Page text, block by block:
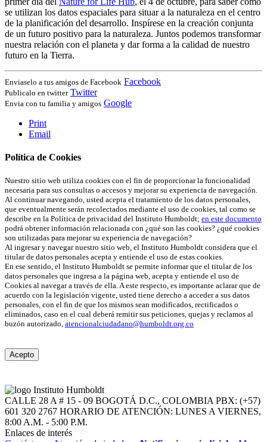
se utilizan los datos espaciales para situar a la naturaleza en el centro
de la planificación del desarrollo. Inspírese en la creación conjunta
de un futuro positivo para la naturaleza. Juntos podemos transformar
nuestra relación con el planeta y dar forma a la calidad de nuestro
futuro en la Tierra.
Enviaselo a tus amigos de Facebook Facebook
Publicalo en twitter Twitter
Envia con tu familia y amigos Google
Print
Email
Política de Cookies
Nuestro sitio web utiliza cookies con el fin de proporcionar la funcionalidad
necesaria para sus consultas o accesos y mejorar su experiencia de navegación.
Al continuar navegando, usted acepta el tratamiento de los datos personales,
que eventualmente serán recolectados mediante el uso de cookies, tal como se
describe en la Política de privacidad del Instituto Humboldt; en este documento
podrá obtener información relacionada con ¿qué son las cookies? ¿qué cookies
son utilizadas para mejorar su experiencia de navegación?
Al ingresar y navegar nuestro sitio web, el Instituto Humboldt considera que el
titular de datos personales acepta y entiende el uso de estas cookies.
En ese sentido, el Instituto Humboldt se permite informar que el titular de los
datos personales que ingresa a la página web, acepta y entiende el uso de
Cookies al navegar a través de ella. A este respecto, es importante aclarar que de
acuerdo con la legislación vigente, usted tiene derecho a acceder a sus datos
personales, con el fin de que los mismos sean modificados, rectificados o
eliminados, caso en el cual deberá remitir sus peticiones, quejas y reclamos al
buzón autorizado, atencionalciudadano@humboldt.org.co
Acepto
CALLE 28 A # 15 - 09 BOGOTÁ D.C., COLOMBIA PBX: (+57)
601 320 2767 HORARIO DE ATENCIÓN: LUNES A VIERNES,
8:00 A.M. - 5:00 P.M.
Enlaces de interés